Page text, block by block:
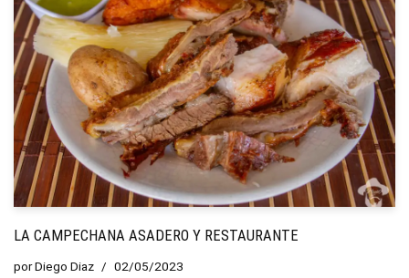
LA CAMPECHANA ASADERO Y RESTAURANTE
porDiego Diaz 02/05/2023